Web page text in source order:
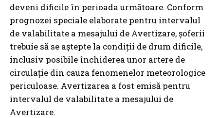
deveni dificile în perioada următoare. Conform
prognozei speciale elaborate pentru intervalul
de valabilitate a mesajului de Avertizare, șoferii
trebuie să se aștepte la condiții de drum dificile,
inclusiv posibile închiderea unor artere de
circulație din cauza fenomenelor meteorologice
periculoase. Avertizarea a fost emisă pentru
intervalul de valabilitate a mesajului de
Avertizare.